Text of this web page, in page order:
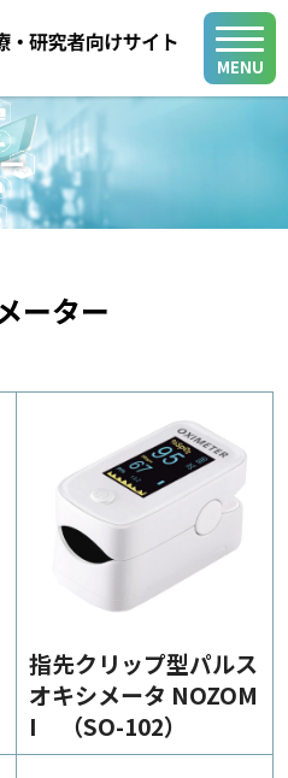
MENU
小 中
大
ログイン
ム
療関連
サービスセンター
ーター
指先クリップ型パルス
オキシメータ NOZOM
I （SO-102）